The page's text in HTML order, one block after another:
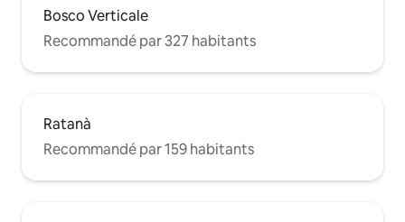
Bosco Verticale
Recommandé par 327 habitants
Ratanà
Recommandé par 159 habitants